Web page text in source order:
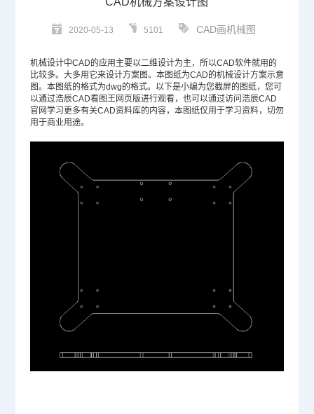
2020-05-13 5101 CAD画机械图
机械设计中CAD的应用主要以二维设计为主，所以CAD软件就用的
比较多。大多用它来设计方案图。本图纸为CAD的机械设计方案示意
图。本图纸的格式为dwg的格式。以下是小编为您截屏的图纸，您可
以通过浩辰CAD看图王网页版进行观看，也可以通过访问浩辰CAD
官网学习更多有关CAD资料库的内容，本图纸仅用于学习资料，切勿
用于商业用途。